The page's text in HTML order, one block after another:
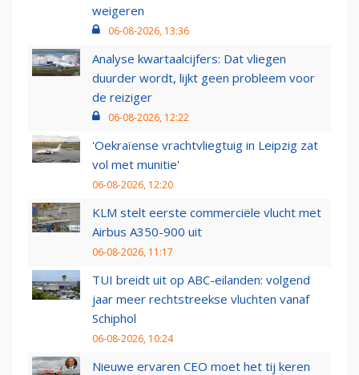
weigeren
06-08-2026, 13:36
Analyse kwartaalcijfers: Dat vliegen
duurder wordt, lijkt geen probleem voor
de reiziger
06-08-2026, 12:22
'Oekraïense vrachtvliegtuig in Leipzig zat
vol met munitie'
06-08-2026, 12:20
KLM stelt eerste commerciële vlucht met
Airbus A350-900 uit
06-08-2026, 11:17
TUI breidt uit op ABC-eilanden: volgend
jaar meer rechtstreekse vluchten vanaf
Schiphol
06-08-2026, 10:24
Nieuwe ervaren CEO moet het tij keren